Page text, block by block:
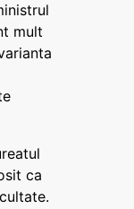
mult
ca